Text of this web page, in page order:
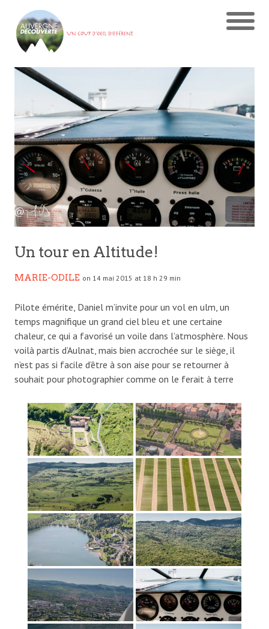
Un tour en Altitude!
MARIE-ODILE on 14 mai 2015 at 18 h 29 min
Pilote émérite, Daniel m’invite pour un vol en ulm, un
temps magnifique un grand ciel bleu et une certaine
chaleur, ce qui a favorisé un voile dans l’atmosphère. Nous
voilà partis d’Aulnat, mais bien accrochée sur le siège, il
n’est pas si facile d’être à son aise pour se retourner à
souhait pour photographier comme on le ferait à terre